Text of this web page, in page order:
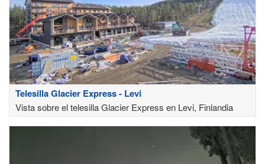
Telesilla Glacier Express - Levi
Vista sobre el telesilla Glacier Express en Levi, Finlandia